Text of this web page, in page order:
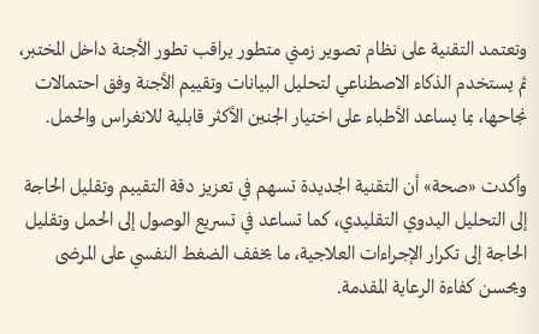
وتعتمد التقنية على نظام تصوير زمني متطور يراقب تطور الأجنة داخل المختبر،
ثم يستخدم الذكاء الاصطناعي لتحليل البيانات وتقييم الأجنة وفق احتمالات
نجاحها، بما يساعد الأطباء على اختيار الجنين الأكثر قابلية للانغراس والحمل.
وأكدت «صحة» أن التقنية الجديدة تسهم في تعزيز دقة التقييم وتقليل الحاجة
إلى التحليل اليدوي التقليدي، كما تساعد في تسريع الوصول إلى الحمل وتقليل
الحاجة إلى تكرار الإجراءات العلاجية، ما يخفف الضغط النفسي على المرضى
ويحسن كفاءة الرعاية المقدمة.